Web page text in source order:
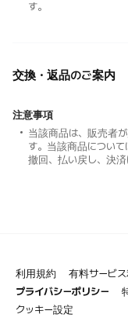
す。
交換・返品のご案内
注意事項
当該商品は、販売者
す。当該商品につい
撤回、払い戻し、決済
利用規約 有料サービ
プライバシーポリシー
クッキー設定